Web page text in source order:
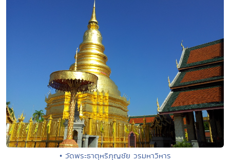
• วัดพระธาตุหริภุญชัย วรมหาวิหาร